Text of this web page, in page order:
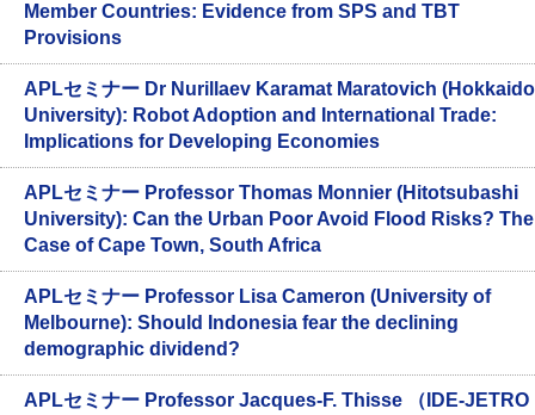
Member Countries: Evidence from SPS and TBT
Provisions
APLセミナー Dr Nurillaev Karamat Maratovich (Hokkaido
University): Robot Adoption and International Trade:
Implications for Developing Economies
APLセミナー Professor Thomas Monnier (Hitotsubashi
University): Can the Urban Poor Avoid Flood Risks? The
Case of Cape Town, South Africa
APLセミナー Professor Lisa Cameron (University of
Melbourne): Should Indonesia fear the declining
demographic dividend?
APLセミナー Professor Jacques-F. Thisse （IDE-JETRO